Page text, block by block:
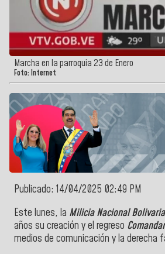
Marcha en la parroquia 23 de Enero
Foto: Internet
Publicado: 14/04/2025 02:49 PM
Este lunes, la Milicia Nacional
años su creación y el regreso
medios de comunicación y la derecha